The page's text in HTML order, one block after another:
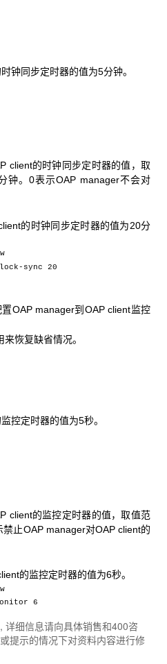
钟同步定时器的值为5分钟。
client的时钟同步定时器的值，取
钟。0表示OAP manager不会对
的时钟同步定时器的值为20分
sync 20
OAP manager到OAP client监控
来恢复缺省情况。
控定时器的值为5秒。
client的监控定时器的值，取值范
止OAP manager对OAP client的
的监控定时器的值为6秒。
6
详细信息请向具体销售和400咨
提示的情况下对资料内容进行修